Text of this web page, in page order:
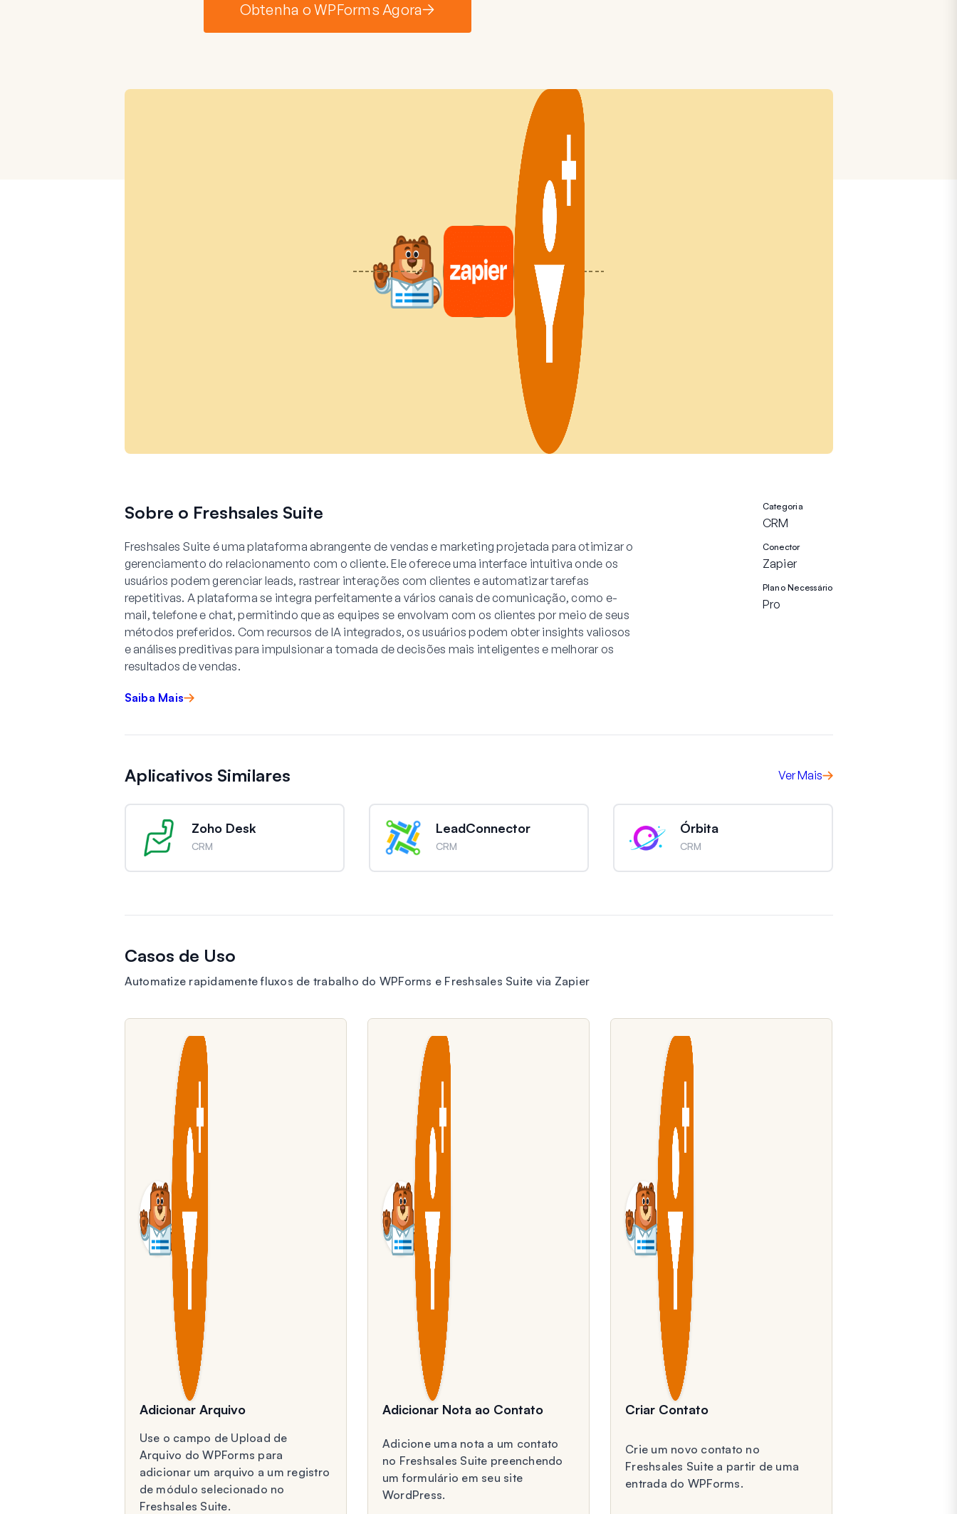
Obtenha o WPForms Agora
Sobre o Freshsales Suite
Freshsales Suite é uma plataforma abrangente de vendas e marketing projetada para otimizar o
gerenciamento do relacionamento com o cliente. Ele oferece uma interface intuitiva onde os
usuários podem gerenciar leads, rastrear interações com clientes e automatizar tarefas
repetitivas. A plataforma se integra perfeitamente a vários canais de comunicação, como e-
mail, telefone e chat, permitindo que as equipes se envolvam com os clientes por meio de seus
métodos preferidos. Com recursos de IA integrados, os usuários podem obter insights valiosos
e análises preditivas para impulsionar a tomada de decisões mais inteligentes e melhorar os
resultados de vendas.
Saiba Mais
Categoria
CRM
Conector
Zapier
Plano Necessário
Pro
Aplicativos Similares Ver Mais
Zoho Desk
CRM
LeadConnector
CRM
Órbita
CRM
Casos de Uso
Automatize rapidamente fluxos de trabalho do WPForms e Freshsales Suite via Zapier
Adicionar Arquivo
Use o campo de Upload de
Arquivo do WPForms para
adicionar um arquivo a um registro
de módulo selecionado no
Freshsales Suite.
Adicionar Nota ao Contato
Adicione uma nota a um contato
no Freshsales Suite preenchendo
um formulário em seu site
WordPress.
Criar Contato
Crie um novo contato no
Freshsales Suite a partir de uma
entrada do WPForms.